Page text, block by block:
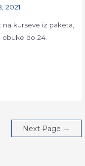
2021
kurseve iz paketa,
do 24.
Next Page →